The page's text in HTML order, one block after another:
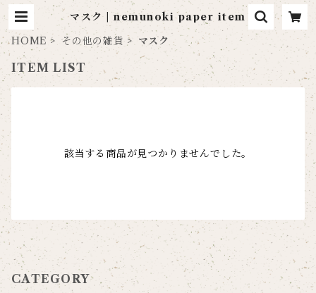
マスク | nemunoki paper item
HOME
その他の雑貨 マスク
ITEM LIST
該当する商品が見つかりませんでした。
CATEGORY